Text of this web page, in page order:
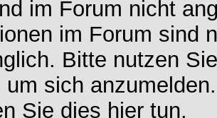
im Forum nicht
im Forum sind
Bitte nutzen
um sich
Sie dies hier tun.